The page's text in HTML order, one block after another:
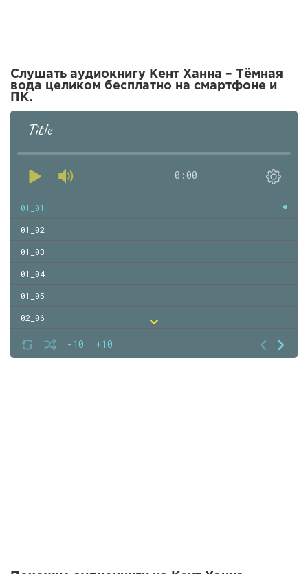
Слушать аудиокнигу Кент Ханна – Тёмная
вода целиком бесплатно на смартфоне и
ПК.
Title
0:00
-10 +10
01_01
01_02
01_03
01_04
01_05
02_06
02_07
02_08